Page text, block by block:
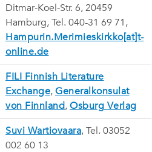
Ditmar-Koel-Str. 6, 20459
Hamburg, Tel. 040-31 69 71,
Hampurin.Merimieskirkko[at]t-
online.de
FILI Finnish Literature
Exchange, Generalkonsulat
von Finnland, Osburg Verlag
Suvi Wartiovaara, Tel. 03052
002 60 13